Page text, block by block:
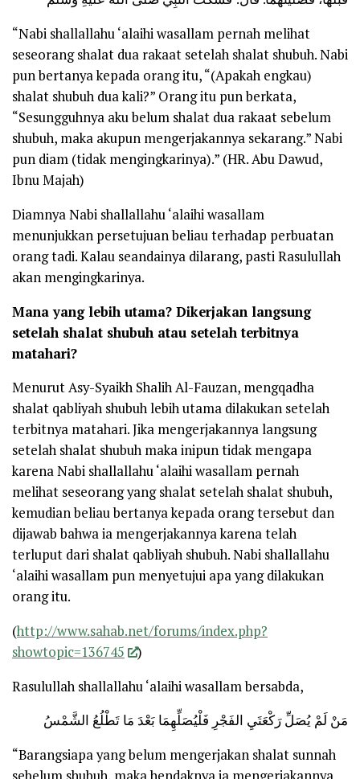
“Nabi shallallahu ‘alaihi wasallam pernah melihat
seseorang shalat dua rakaat setelah shalat shubuh. Nabi
pun bertanya kepada orang itu, “(Apakah engkau)
shalat shubuh dua kali?” Orang itu pun berkata,
“Sesungguhnya aku belum shalat dua rakaat sebelum
shubuh, maka akupun mengerjakannya sekarang.” Nabi
pun diam (tidak mengingkarinya).” (HR. Abu Dawud,
Ibnu Majah)
Diamnya Nabi shallallahu ‘alaihi wasallam
menunjukkan persetujuan beliau terhadap perbuatan
orang tadi. Kalau seandainya dilarang, pasti Rasulullah
akan mengingkarinya.
Mana yang lebih utama? Dikerjakan langsung
setelah shalat shubuh atau setelah terbitnya
matahari?
Menurut Asy-Syaikh Shalih Al-Fauzan, mengqadha
shalat qabliyah shubuh lebih utama dilakukan setelah
terbitnya matahari. Jika mengerjakannya langsung
setelah shalat shubuh maka inipun tidak mengapa
karena Nabi shallallahu ‘alaihi wasallam pernah
melihat seseorang yang shalat setelah shalat shubuh,
kemudian beliau bertanya kepada orang tersebut dan
dijawab bahwa ia mengerjakannya karena telah
terluput dari shalat qabliyah shubuh. Nabi shallallahu
‘alaihi wasallam pun menyetujui apa yang dilakukan
orang itu.
(http://www.sahab.net/forums/index.php?
showtopic=136745
)
Rasulullah shallallahu ‘alaihi wasallambersabda,
مَنْ لَمْ يُصَلِّ رَكْعَتَيِ الفَجْرِ فَلْيُصَلِّهِمَا بَعْدَ مَا تَطْلُعُ الشَّمْسُ
“Barangsiapa yang belum mengerjakan shalat sunnah